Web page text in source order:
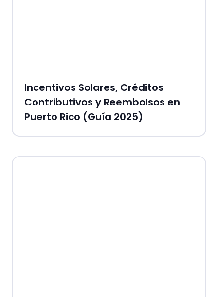
Incentivos Solares, Créditos
Contributivos y Reembolsos en
Puerto Rico (Guía 2025)